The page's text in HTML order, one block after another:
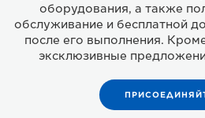
оборудования, а также
обслуживание и бесплатной
после его выполнения.
эксклюзивные